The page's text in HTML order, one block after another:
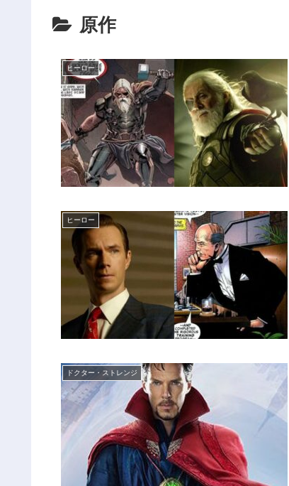
原作
ヒーロー
ヒーロー
ドクター・ストレンジ